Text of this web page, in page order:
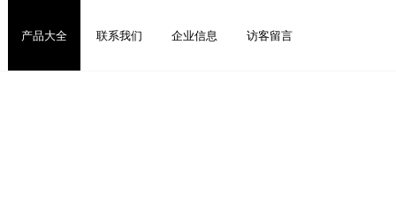
产品大全 联系我们 企业信息 访客留言